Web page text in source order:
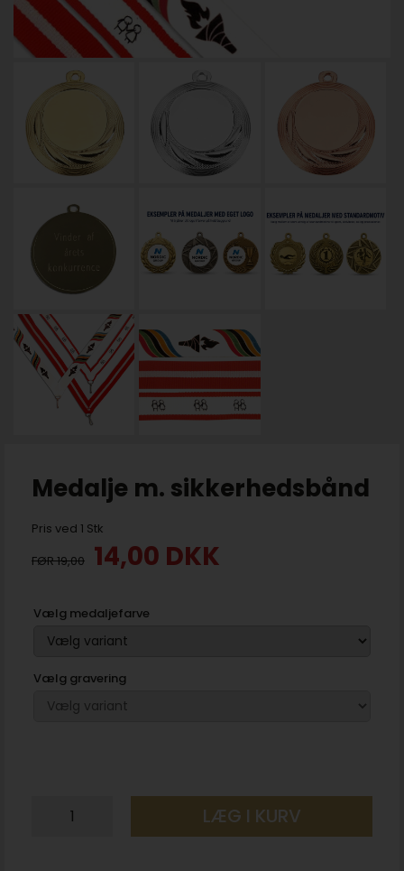
Medalje m. sikkerhedsbånd
Pris ved 1 Stk
19,00 14,00 DKK
Vælg medaljefarve
Vælg gravering
LÆG I KURV